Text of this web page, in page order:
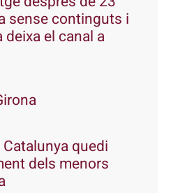
sense continguts i
el canal a
quedi
dels menors